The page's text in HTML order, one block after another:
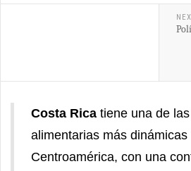
Costa Rica tiene una de
alimentarias más dinámicas
Centroamérica, con una